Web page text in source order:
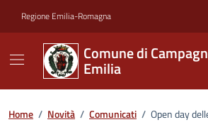
Regione Emilia-Romagna
Comune di
Emilia
Home / Novità / Comunicati / Open day